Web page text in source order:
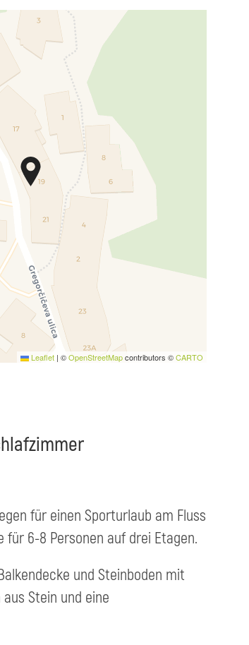
Leaflet | ©OpenStreetMapcontributors ©CARTO
für einen Sporturlaub am Fluss
6-8 Personen auf drei Etagen.
und Steinboden mit
Stein und eine